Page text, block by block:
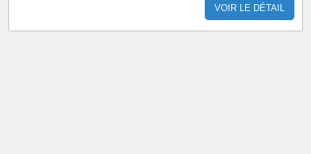
VOIR LE DÉTAIL